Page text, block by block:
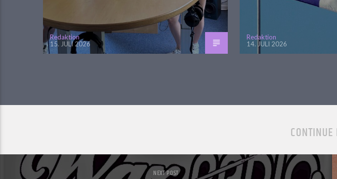
Redaktion
15. JULI 2026
Redaktion
14. JULI 2026
NEXT POST